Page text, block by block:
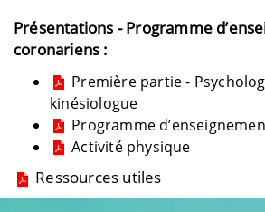
Présentations - Programme
coronariens :
Première partie -
kinésiologue
Programme
Activité physique
Ressources utiles